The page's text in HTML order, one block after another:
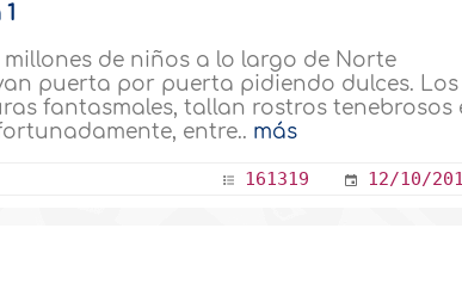
de niños a lo largo de Norte
puerta por puerta pidiendo dulces. Los
fantasmales, tallan rostros tenebrosos
entre.. más
161319 12/10/